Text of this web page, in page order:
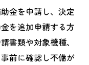
金を申請し、決定
を追加申請する方
書類や対象機種、
前に確認し不備が